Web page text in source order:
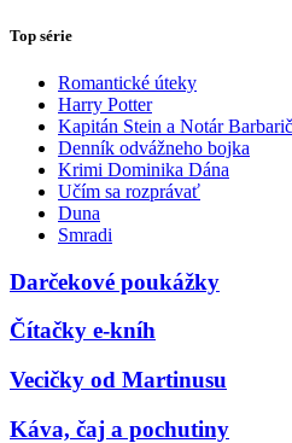
Top série
Romantické úteky
Harry Potter
Kapitán Stein a Notár Barbarič
Denník odvážneho bojka
Krimi Dominika Dána
Učím sa rozprávať
Duna
Smradi
Darčekové poukážky
Čítačky e-kníh
Vecičky od Martinusu
Káva, čaj a pochutiny